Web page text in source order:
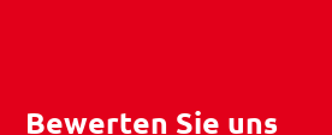
Bewerten Sie uns